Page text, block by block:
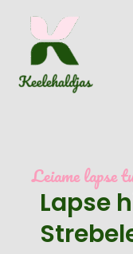
content
Leiame lapse
Lapse